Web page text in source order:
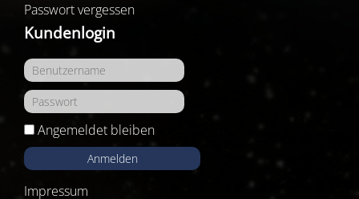
Passwort vergessen
Kundenlogin
Angemeldet bleiben
Anmelden
Impressum